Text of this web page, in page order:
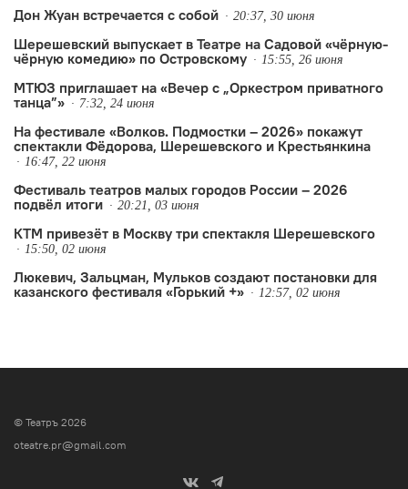
Дон Жуан встречается с собой 20:37, 30 июня
Шерешевский выпускает в Театре на Садовой «чëрную-
чëрную комедию» по Островскому
15:55, 26 июня
МТЮЗ приглашает на «Вечер с „Оркестром приватного
танца”»
7:32, 24 июня
На фестивале «Волков. Подмостки – 2026» покажут
спектакли Фёдорова, Шерешевского и Крестьянкина
16:47, 22 июня
Фестиваль театров малых городов России – 2026
подвёл итоги
20:21, 03 июня
КТМ привезёт в Москву три спектакля Шерешевского
15:50, 02 июня
Люкевич, Зальцман, Мульков создают постановки для
казанского фестиваля «Горький +»
12:57, 02 июня
© Театръ 2026
oteatre.pr@gmail.com